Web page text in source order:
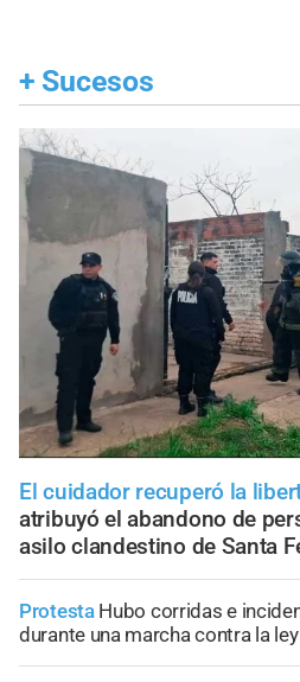
+ Sucesos
El cuidador recuperó la
atribuyó el abandono de
asilo clandestino de Santa
Protesta Hubo corridas e
durante una marcha contra la